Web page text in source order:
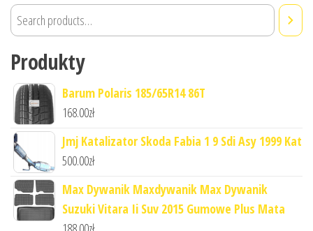
Produkty
Barum Polaris 185/65R14 86T
168.00zł
Jmj Katalizator Skoda Fabia 1 9 Sdi Asy 1999 Kat
500.00zł
Max Dywanik Maxdywanik Max Dywanik
Suzuki Vitara Ii Suv 2015 Gumowe Plus Mata